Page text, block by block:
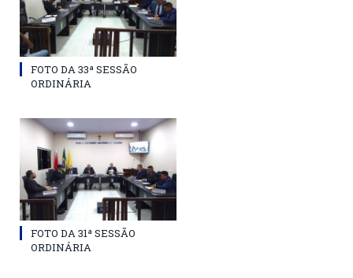
FOTO DA 33ª SESSÃO
ORDINÁRIA
FOTO DA 31ª SESSÃO
ORDINÁRIA